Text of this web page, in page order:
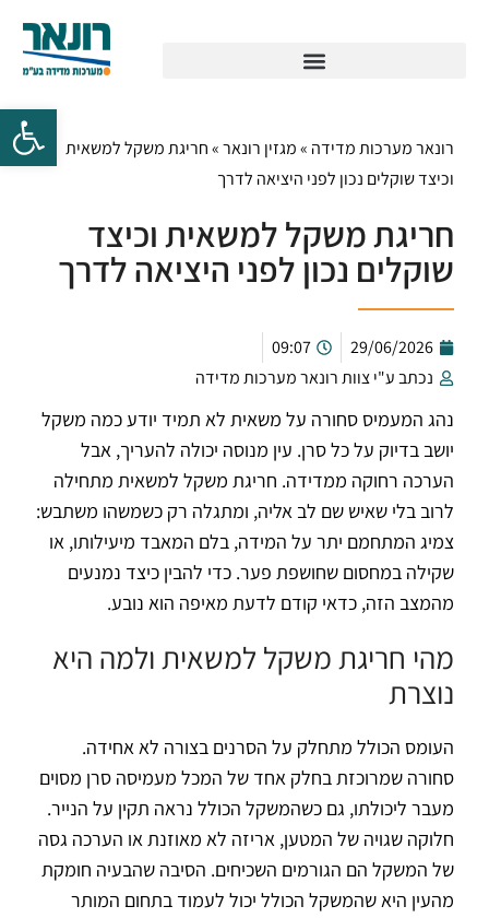
רונאר מערכות מדידה »מגזין רונאר»חריגת משקל למשאית
וכיצד שוקלים נכון לפני היציאה לדרך
חריגת משקל למשאית וכיצד
שוקלים נכון לפני היציאה לדרך
29/06/2026
09:07
נכתב ע"י צוות רונאר מערכות מדידה
נהג המעמיס סחורה על משאית לא תמיד יודע כמה משקל
יושב בדיוק על כל סרן. עין מנוסה יכולה להעריך, אבל
הערכה רחוקה ממדידה. חריגת משקל למשאית מתחילה
לרוב בלי שאיש שם לב אליה, ומתגלה רק כשמשהו משתבש:
צמיג המתחמם יתר על המידה, בלם המאבד מיעילותו, או
שקילה במחסום שחושפת פער. כדי להבין כיצד נמנעים
מהמצב הזה, כדאי קודם לדעת מאיפה הוא נובע.
מהי חריגת משקל למשאית ולמה היא
נוצרת
העומס הכולל מתחלק על הסרנים בצורה לא אחידה.
סחורה שמרוכזת בחלק אחד של המכל מעמיסה סרן מסוים
מעבר ליכולתו, גם כשהמשקל הכולל נראה תקין על הנייר.
חלוקה שגויה של המטען, אריזה לא מאוזנת או הערכה גסה
של המשקל הם הגורמים השכיחים. הסיבה שהבעיה חומקת
מהעין היא שהמשקל הכולל יכול לעמוד בתחום המותר